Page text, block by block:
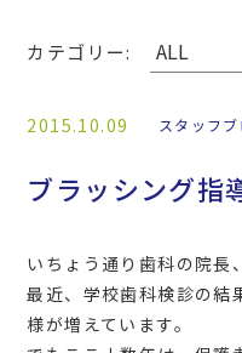
カテゴリー:
2015.10.09 スタッフ
ブラッシング指
いちょう通り歯科の院長
最近、学校歯科検診の結
様が増えています。